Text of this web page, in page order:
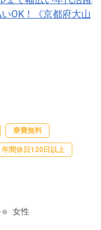
OK！《京都府大山
寮費無料
年間休日120日以上
女性